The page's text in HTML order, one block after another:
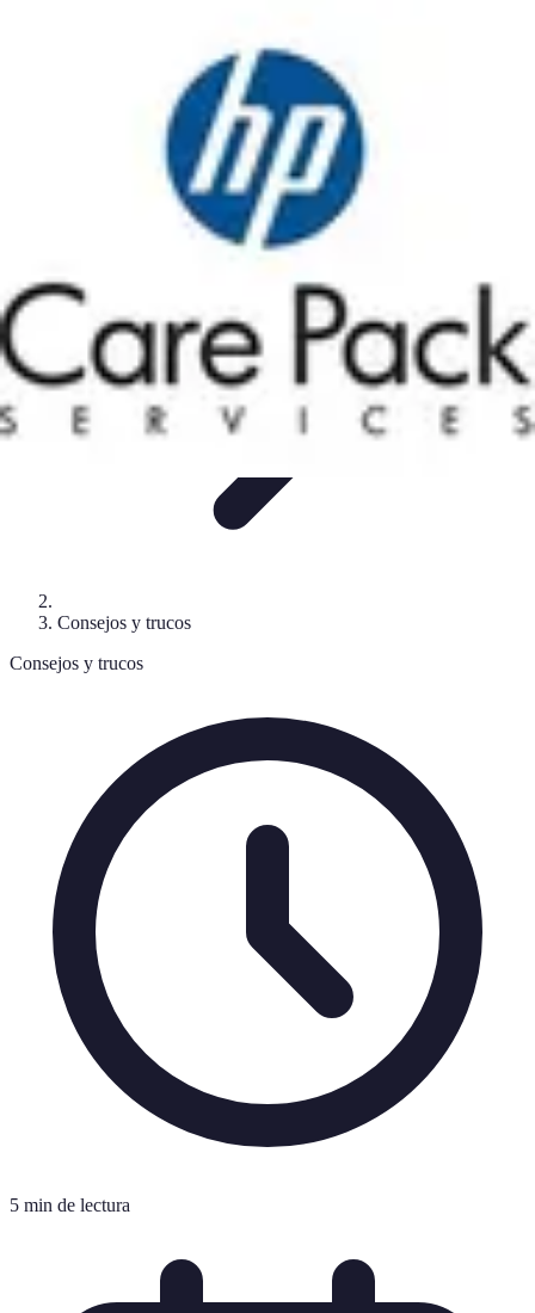
Optimización
Software Fácil
Consejos y trucos
Consejos y trucos
5 min de lectura